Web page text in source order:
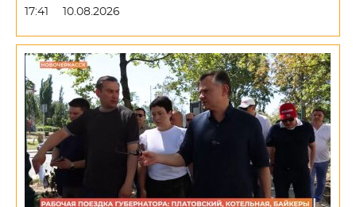
17:41 10.08.2026